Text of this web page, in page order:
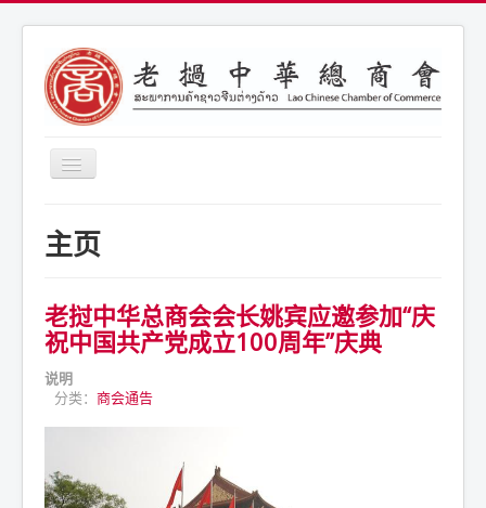
导
商会通告
联系我们
主页
老挝中华总商会会长姚宾应邀参加“庆
祝中国共产党成立100周年”庆典
说明
分类： 商会通告